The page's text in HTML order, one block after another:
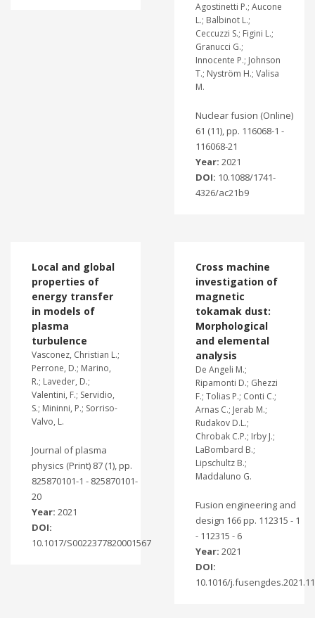
Agostinetti P.; Aucone
L.; Balbinot L.;
Ceccuzzi S.; Figini L.;
Granucci G.;
Innocente P.; Johnson
T.; Nyström H.; Valisa
M.
Nuclear fusion (Online)
61 (11), pp. 116068-1 -
116068-21
Year: 2021
DOI: 10.1088/1741-
4326/ac21b9
Local and global
properties of
energy transfer
in models of
plasma
turbulence
Vasconez, Christian L.;
Perrone, D.; Marino,
R.; Laveder, D.;
Valentini, F.; Servidio,
S.; Mininni, P.; Sorriso-
Valvo, L.
Journal of plasma
physics (Print) 87 (1), pp.
825870101-1 - 825870101-
20
Year: 2021
DOI:
10.1017/S0022377820001567
Cross machine
investigation of
magnetic
tokamak dust:
Morphological
and elemental
analysis
De Angeli M.;
Ripamonti D.; Ghezzi
F.; Tolias P.; Conti C.;
Arnas C.; Jerab M.;
Rudakov D.L.;
Chrobak C.P.; Irby J.;
LaBombard B.;
Lipschultz B.;
Maddaluno G.
Fusion engineering and
design 166 pp. 112315 - 1
- 112315 - 6
Year: 2021
DOI:
10.1016/